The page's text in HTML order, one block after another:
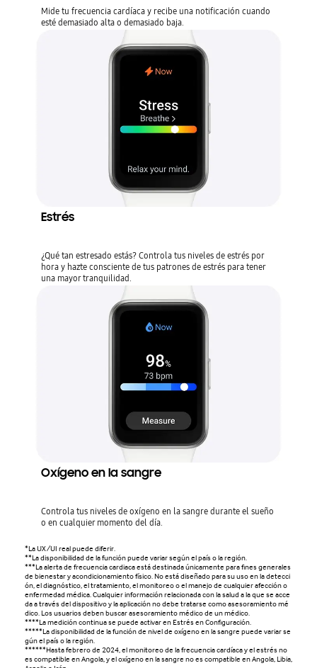
Mide tu frecuencia cardíaca y recibe una notificación cuando
esté demasiado alta o demasiado baja.
Estrés
¿Qué tan estresado estás? Controla tus niveles de estrés por
hora y hazte consciente de tus patrones de estrés para tener
una mayor tranquilidad.
Oxígeno en la sangre
Controla tus niveles de oxígeno en la sangre durante el sueño
o en cualquier momento del día.
*La UX/UI real puede diferir.
**La disponibilidad de la función puede variar según el país o la región.
***La alerta de frecuencia cardiaca está destinada únicamente para fines generales
de bienestar y acondicionamiento físico. No está diseñado para su uso en la detecci
ón, el diagnóstico, el tratamiento, el monitoreo o el manejo de cualquier afección o
enfermedad médica. Cualquier información relacionada con la salud a la que se acce
da a través del dispositivo y la aplicación no debe tratarse como asesoramiento mé
dico. Los usuarios deben buscar asesoramiento médico de un médico.
****La medición continua se puede activar en Estrés en Configuración.
*****La disponibilidad de la función de nivel de oxígeno en la sangre puede variar se
gún el país o la región.
******Hasta febrero de 2024, el monitoreo de la frecuencia cardíaca y el estrés no
es compatible en Angola, y el oxígeno en la sangre no es compatible en Angola, Libia,